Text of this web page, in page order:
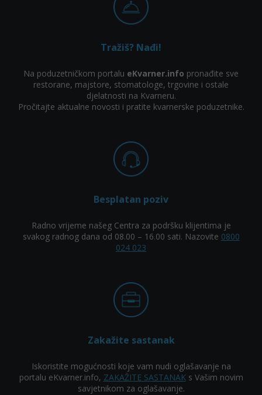
Tražiš? Nađi!
Na poduzetničkom portalu eKvarner.info pronađite sve
restorane, majstore, stomatologe, trgovine i ostale
djelatnosti na Kvarneru.
Pročitajte aktualne novosti i pratite kvarnerske poduzetnike.
Besplatan poziv
Radno vrijeme našeg Centra za podršku klijentima je
svakog radnog dana od 08.00 – 16.00 sati. Nazovite 0800
024 023
Zakažite sastanak
Iskoristite mogućnosti koje vam nudi oglašavanje na
portalu eKvarner.info, ZAKAŽITE SASTANAKs Vašim novim
savjetnikom za oglašavanje.